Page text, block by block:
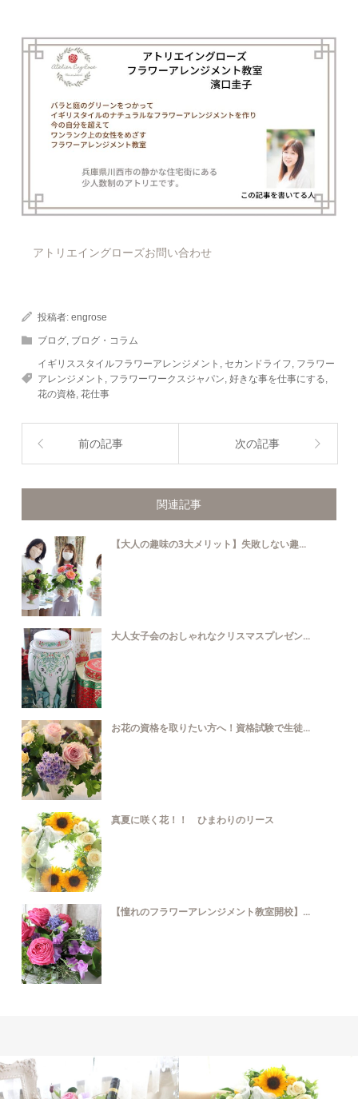
アトリエイングローズお問い合わせ
投稿者:engrose
ブログ ブログ・コラム
イギリススタイルフラワーアレンジメント セカンドライフ フラワー
アレンジメント
フラワーワークスジャパン ,好きな事を仕事にする
花の資格 ,花仕事
前の記事 次の記事
関連記事
【大人の趣味の3大メリット】失敗しない趣...
大人女子会のおしゃれなクリスマスプレゼン...
お花の資格を取りたい方へ！資格試験で生徒...
真夏に咲く花！！ ひまわりのリース
【憧れのフラワーアレンジメント教室開校】...